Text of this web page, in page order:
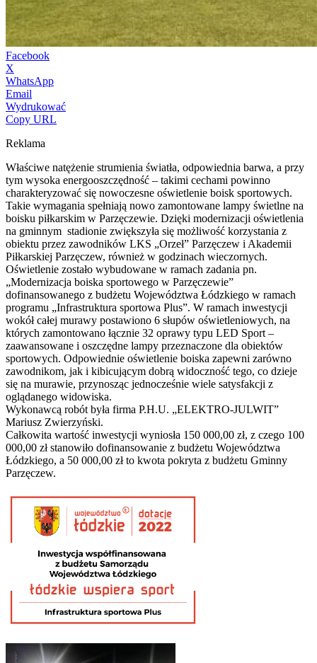
Facebook
X
WhatsApp
Email
Wydrukować
Copy URL
Reklama
Właściwe natężenie strumienia światła, odpowiednia barwa, a przy
tym wysoka energooszczędność – takimi cechami powinno
charakteryzować się nowoczesne oświetlenie boisk sportowych.
Takie wymagania spełniają nowo zamontowane lampy świetlne na
boisku piłkarskim w Parzęczewie. Dzięki modernizacji oświetlenia
na gminnym stadionie zwiększyła się możliwość korzystania z
obiektu przez zawodników LKS „Orzeł” Parzęczew i Akademii
Piłkarskiej Parzęczew, również w godzinach wieczornych.
Oświetlenie zostało wybudowane w ramach zadania pn.
„Modernizacja boiska sportowego w Parzęczewie”
dofinansowanego z budżetu Województwa Łódzkiego w ramach
programu „Infrastruktura sportowa Plus”. W ramach inwestycji
wokół całej murawy postawiono 6 słupów oświetleniowych, na
których zamontowano łącznie 32 oprawy typu LED Sport –
zaawansowane i oszczędne lampy przeznaczone dla obiektów
sportowych. Odpowiednie oświetlenie boiska zapewni zarówno
zawodnikom, jak i kibicującym dobrą widoczność tego, co dzieje
się na murawie, przynosząc jednocześnie wiele satysfakcji z
oglądanego widowiska.
Wykonawcą robót była firma P.H.U. „ELEKTRO-JULWIT”
Mariusz Zwierzyński.
Całkowita wartość inwestycji wyniosła 150 000,00 zł, z czego 100
000,00 zł stanowiło dofinansowanie z budżetu Województwa
Łódzkiego, a 50 000,00 zł to kwota pokryta z budżetu Gminny
Parzęczew.